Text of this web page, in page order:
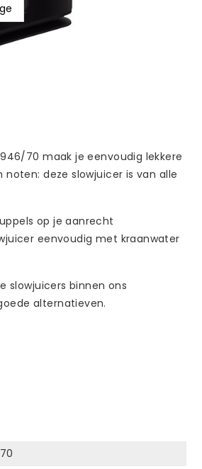
70 maak je eenvoudig lekkere
deze slowjuicer is van alle
op je aanrecht
eenvoudig met kraanwater
slowjuicers binnen ons
alternatieven.